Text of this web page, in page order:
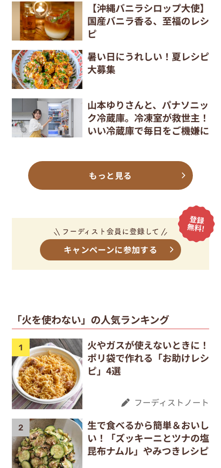
【沖縄バニラシロップ大使】
国産バニラ香る、至福のレシ
ピ
暑い日にうれしい！夏レシピ
大募集
山本ゆりさんと、パナソニッ
ク冷蔵庫。冷凍室が救世主！
いい冷蔵庫で毎日をご機嫌に
もっと見る
キャンペーンに参加する
「火を使わない」の人気ランキング
火やガスが使えないときに！
ポリ袋で作れる「お助けレシ
ピ」4選
フーディストノート
生で食べるから簡単＆おいし
い！「ズッキーニとツナの塩
昆布ナムル」やみつきレシピ